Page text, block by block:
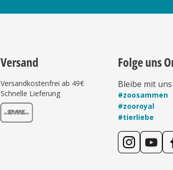
Versand
Versandkostenfrei ab 49€
Schnelle Lieferung
Folge uns
Bleibe mit
#zoosammen
#zooroyal
#tierliebe